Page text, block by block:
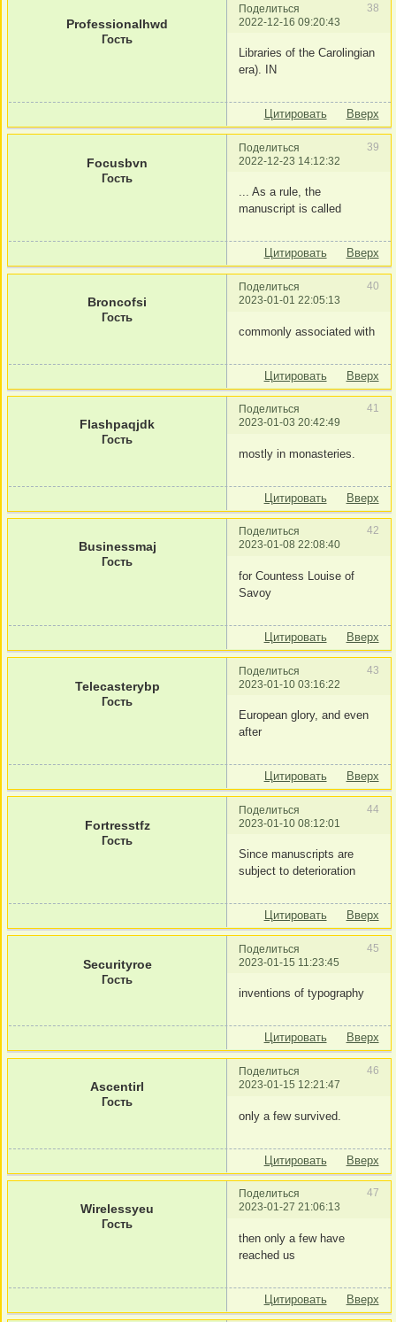
Поделиться
38
2022-12-16 09:20:43
Professionalhwd
Гость
Libraries of the Carolingian
era). IN
Цитировать Вверх
Поделиться
39
2022-12-23 14:12:32
Focusbvn
Гость
... As a rule, the
manuscript is called
Цитировать Вверх
Поделиться
40
2023-01-01 22:05:13
Broncofsi
Гость
commonly associated with
Цитировать Вверх
Поделиться
41
2023-01-03 20:42:49
Flashpaqjdk
Гость
mostly in monasteries.
Цитировать Вверх
Поделиться
42
2023-01-08 22:08:40
Businessmaj
Гость
for Countess Louise of
Savoy
Цитировать Вверх
Поделиться
43
2023-01-10 03:16:22
Telecasterybp
Гость
European glory, and even
after
Цитировать Вверх
Поделиться
44
2023-01-10 08:12:01
Fortresstfz
Гость
Since manuscripts are
subject to deterioration
Цитировать Вверх
Поделиться
45
2023-01-15 11:23:45
Securityroe
Гость
inventions of typography
Цитировать Вверх
Поделиться
46
2023-01-15 12:21:47
Ascentirl
Гость
only a few survived.
Цитировать Вверх
Поделиться
47
2023-01-27 21:06:13
Wirelessyeu
Гость
then only a few have
reached us
Цитировать Вверх